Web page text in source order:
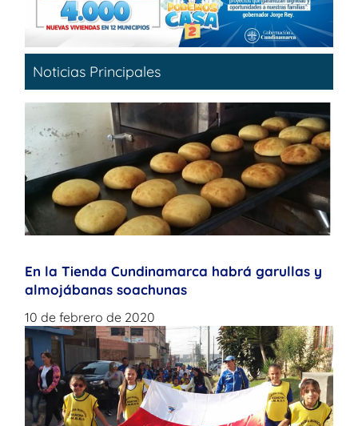
Noticias Principales
En la Tienda Cundinamarca habrá garullas y
almojábanas soachunas
10 de febrero de 2020